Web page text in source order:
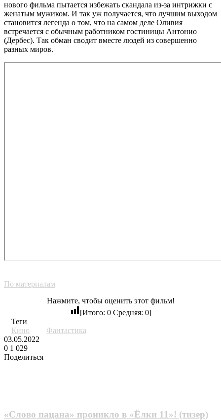
нового фильма пытается избежать скандала из-за интрижки с
женатым мужиком. И так уж получается, что лучшим выходом
становится легенда о том, что на самом деле Оливия
встречается с обычным работником гостиницы Антонио
(Дербес). Так обман сводит вместе людей из совершенно
разных миров.
По материалам
Нажмите, чтобы оценить этот фильм!
[Итого: 0Средняя: 0]
Теги
Кино
Фантастика
03.05.2022
0 1 029
Поделиться
«Слово пацана» проникло в «Ёлки 11»! (тизер)